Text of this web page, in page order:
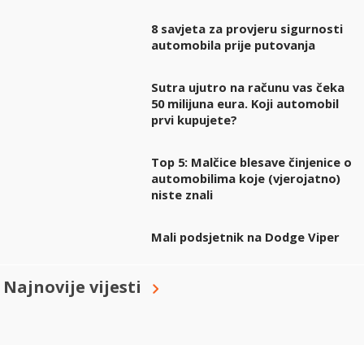
8 savjeta za provjeru sigurnosti
automobila prije putovanja
Sutra ujutro na računu vas čeka
50 milijuna eura. Koji automobil
prvi kupujete?
Top 5: Malčice blesave činjenice o
automobilima koje (vjerojatno)
niste znali
Mali podsjetnik na Dodge Viper
Najnovije vijesti